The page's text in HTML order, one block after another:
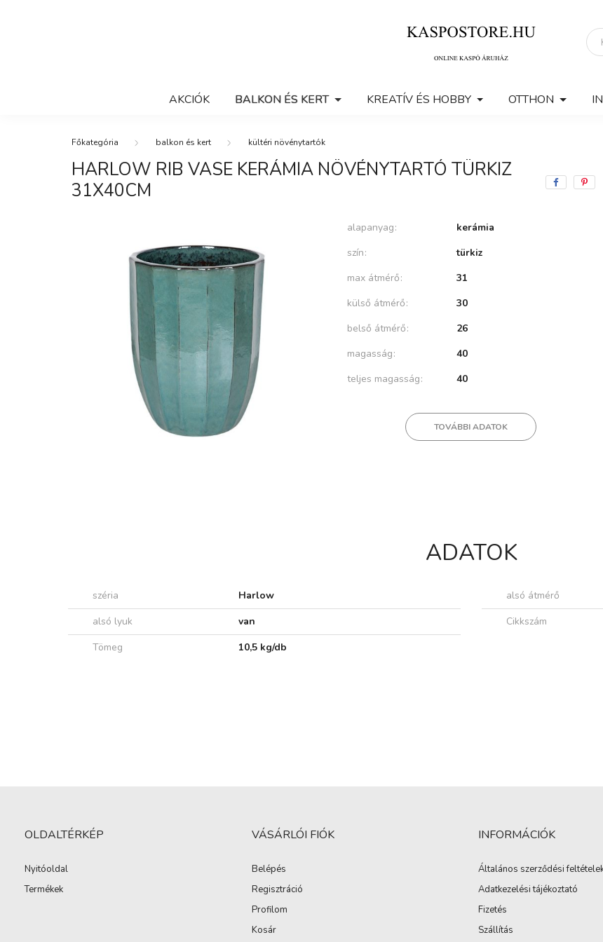
AKCIÓK BALKON ÉS KERT KREATÍV ÉS HOBBY OTTHON
balkon és kert kültéri növénytartók
HARLOW RIB VASE KERÁMIA NÖVÉNYTARTÓ TÜRKIZ
31X40CM
alapanyag
kerámia
szín
türkiz
max átmérő
31
külső átmérő
30
belső átmérő
26
magasság
40
teljes magasság
40
TOVÁBBI ADATOK
ADATOK
széria Harlow alsó átmérő
alsó lyuk
van Cikkszám
Tömeg
10,5 kg/db
OLDALTÉRKÉP
Nyitóoldal
Termékek
VÁSÁRLÓI FIÓK
Belépés
Regisztráció
Profilom
Kosár
INFORMÁCIÓK
Általános szerződési
Adatkezelési tájékoztató
Fizetés
Szállítás